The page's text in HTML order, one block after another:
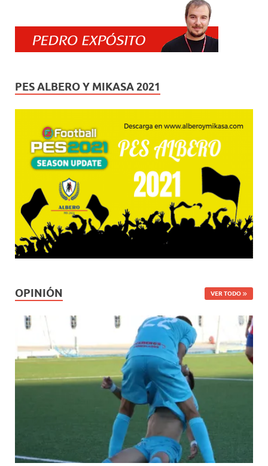
PES ALBERO Y MIKASA 2021
OPINIÓN VER TODO